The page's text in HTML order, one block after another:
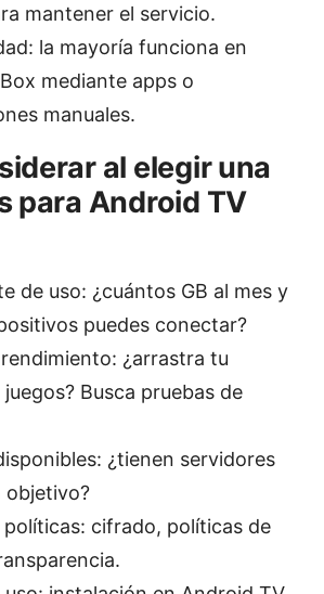
mantener el servicio.
la mayoría funciona en
mediante apps o
manuales.
al elegir una
para Android TV
de uso: ¿cuántos GB al mes y
puedes conectar?
¿arrastra tu
Busca pruebas de
¿tienen servidores
objetivo?
políticas: cifrado, políticas de